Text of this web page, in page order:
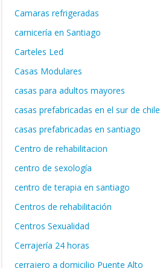
Camaras refrigeradas
carnicería en Santiago
Carteles Led
Casas Modulares
casas para adultos mayores
casas prefabricadas en el sur de chile
casas prefabricadas en santiago
Centro de rehabilitacion
centro de sexología
centro de terapia en santiago
Centros de rehabilitación
Centros Sexualidad
Cerrajería 24 horas
cerrajero a domicilio Puente Alto